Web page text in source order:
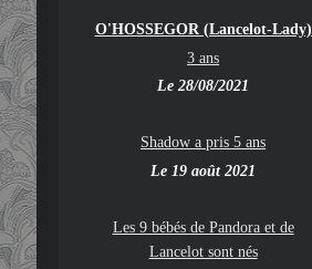
O'HOSSEGOR (Lancelot-Lady)
3 ans
Le 28/08/2021
Shadow a pris 5 ans
Le 19 août 2021
Les 9 bébés de Pandora et de
Lancelot sont nés